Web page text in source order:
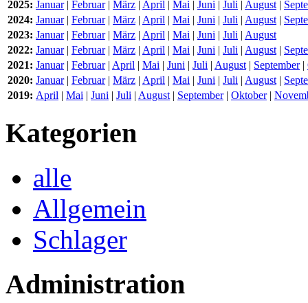
2025: Januar| Februar| März | April | Mai | Juni | Juli | August|
2024: Januar| Februar| März | April | Mai | Juni | Juli | August|
2023: Januar| Februar| März | April | Mai | Juni | Juli | August
2022: Januar| Februar| März | April | Mai | Juni | Juli | August|
2021: Januar| Februar| April | Mai | Juni | Juli | August| September|
2020: Januar| Februar| März | April | Mai | Juni | Juli | August|
2019: April | Mai | Juni | Juli | August| September| Oktober|
Kategorien
alle
Allgemein
Schlager
Administration